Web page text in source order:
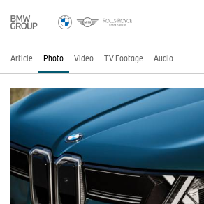
Article Photo Video TV Footage Audio